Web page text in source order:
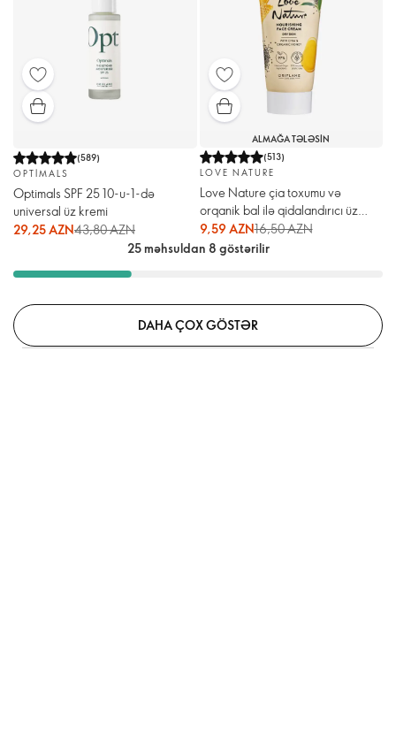
(589)
OPTIMALS
Optimals SPF 25 10-u-1-də
universal üz kremi
29,25 AZN43,80 AZN
ALMAĞA TƏLƏSIN
(513)
LOVE NATURE
Love Nature çia toxumu və
orqanik bal ilə qidalandırıcı üz
kremi
9,59 AZN16,50 AZN
25 məhsuldan 8 göstərilir
DAHA ÇOX GÖSTƏR